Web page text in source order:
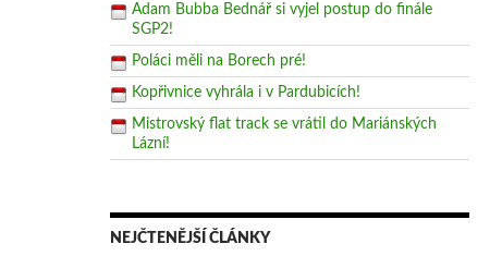
Adam Bubba Bednář si vyjel postup do finále
SGP2!
Poláci měli na Borech pré!
Kopřivnice vyhrála i v Pardubicích!
Mistrovský flat track se vrátil do Mariánských
Lázní!
NEJČTENĚJŠÍ ČLÁNKY